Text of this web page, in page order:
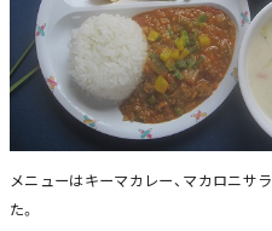
メニューはキーマカレー、マカロニサ
た。